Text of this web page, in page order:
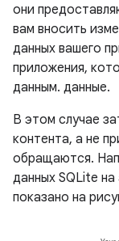
они
вам вносить
данных вашего
приложения,
данным. данные.
В этом случае
контента, а не
обращаются.
данных SQLite
показано на